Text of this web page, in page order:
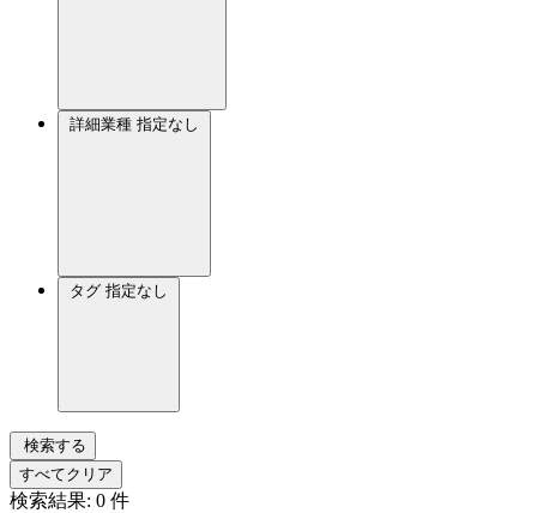
詳細業種 指定なし
タグ 指定なし
検索する
すべてクリア
検索結果: 0 件